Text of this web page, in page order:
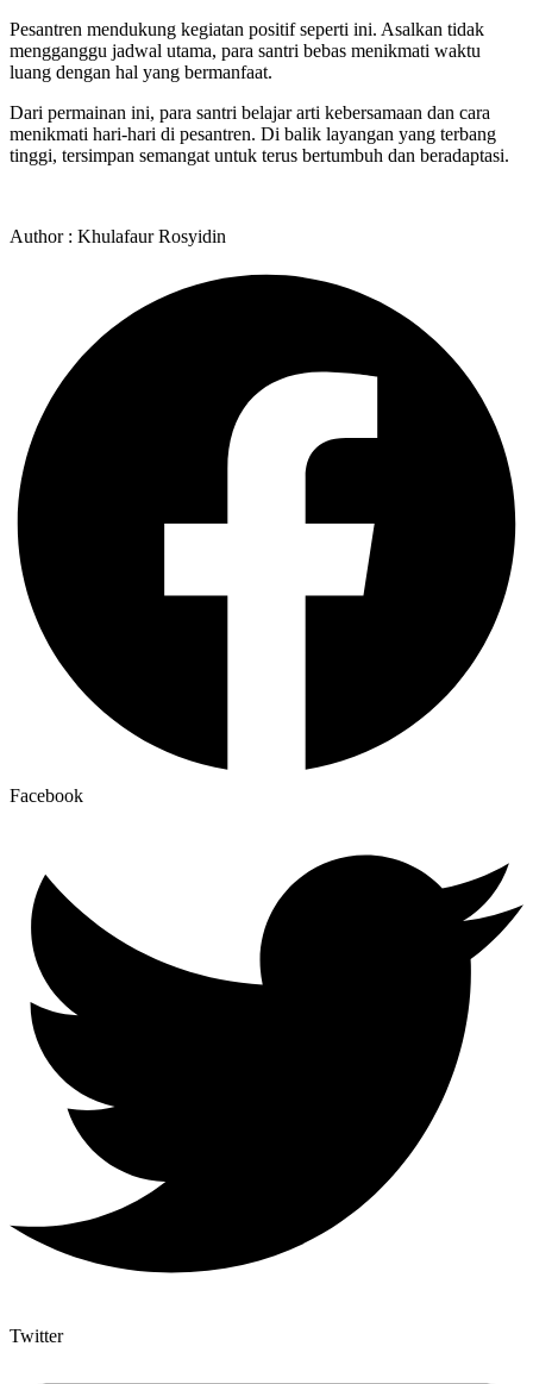
Pesantren mendukung kegiatan positif seperti ini. Asalkan tidak
mengganggu jadwal utama, para santri bebas menikmati waktu
luang dengan hal yang bermanfaat.
Dari permainan ini, para santri belajar arti kebersamaan dan cara
menikmati hari-hari di pesantren. Di balik layangan yang terbang
tinggi, tersimpan semangat untuk terus bertumbuh dan beradaptasi.
Author : Khulafaur Rosyidin
Facebook
Twitter